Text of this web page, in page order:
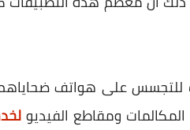
للتجسس على هواتف
ومقاطع الفيديو